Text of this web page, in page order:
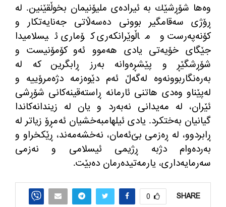
وه‌ها شۆڕشێك به‌ ئیراده‌ی ملیۆنیمان بخوڵقێنین. له‌
ڕۆژی سه‌قامگیر بوونی ده‌سه‌ڵاتی جه‌نایه‌تكار و
كۆنه‌په‌رست و ماڵوێرانكه‌ری كۆماری ئیسلامیدا
جێگای خۆیه‌تی یادی هه‌موو ئه‌و كۆمۆنیست و
شۆڕشگێڕ و پێشڕه‌وانه‌ به‌رز ڕابگرین كه‌ له
به‌ره‌نگاربوونه‌وه‌ له‌گه‌ڵ ئه‌م دێوه‌زمه‌ دژه‌مرۆییه‌ و
له‌پێناو وه‌دی هاتنی ئارمانه‌ ڕاسته‌قینه‌كانی شۆڕشی
ئێران، له‌ مه‌یدانی نه‌به‌رد و یان له‌ زیندانه‌كاندا
گیانیان به‌ختكرد. یادی ئیلهامبه‌خشیان ئه‌مڕۆ زیاتر له‌
ڕابردوو، له‌ ڕه‌زمی بێ‌ئه‌مان، نه‌خشه‌مه‌ند، ڕێكخراو و
به‌رده‌وام دژبه‌ ڕژیمی ئیسلامی و نه‌زمی
سه‌رمایه‌داری، یارمه‌تیده‌رمان ده‌بێت.
SHARE
0